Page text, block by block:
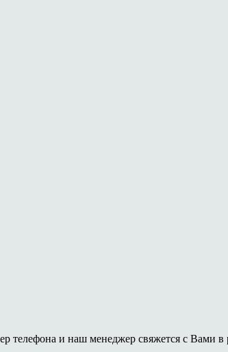
телефона и наш менеджер свяжется с Вами в